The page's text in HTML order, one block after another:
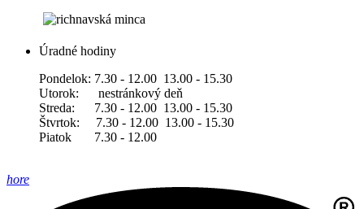
Úradné hodiny
Pondelok: 7.30 - 12.00 13.00 - 15.30
Utorok: nestránkový deň
Streda: 7.30 - 12.00 13.00 - 15.30
Štvrtok: 7.30 - 12.00 13.00 - 15.30
Piatok 7.30 - 12.00
hore